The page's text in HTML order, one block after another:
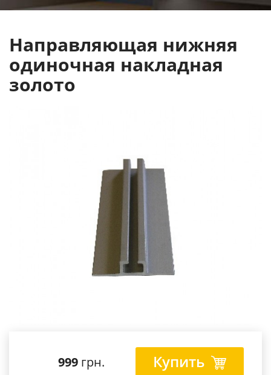
Направляющая нижняя
одиночная накладная
золото
999 грн. Купить